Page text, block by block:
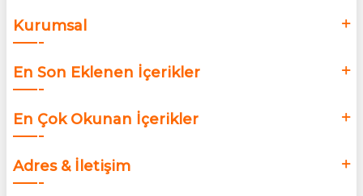
Kurumsal
En Son Eklenen İçerikler
En Çok Okunan İçerikler
Adres & İletişim